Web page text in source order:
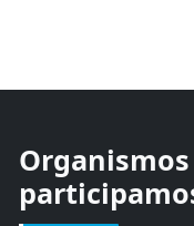
CÁMARA DE
COMISIÓN
AYUNTAMIENTO DE